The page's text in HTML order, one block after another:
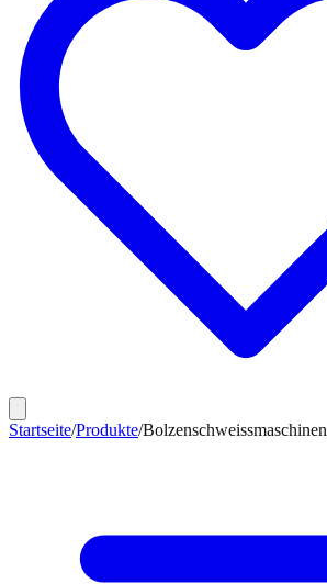
Startseite/Produkte/Bolzenschweissmaschinen